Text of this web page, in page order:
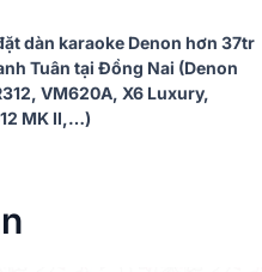
dàn karaoke Denon hơn 37tr
Tuân tại Đồng Nai (Denon
VM620A, X6 Luxury,
MK II,…)